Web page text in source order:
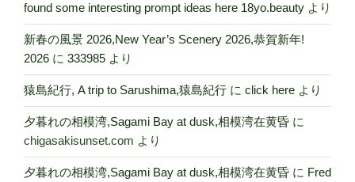
found some interesting prompt ideas here 18yo.beauty より
新春の風景 2026,New Year’s Scenery 2026,恭賀新年!
2026 に 333985 より
猿島紀行, A trip to Sarushima,猿島紀行 に click here より
夕暮れの相模湾,Sagami Bay at dusk,相模湾在黄昏 に
chigasakisunset.com より
夕暮れの相模湾,Sagami Bay at dusk,相模湾在黄昏 に Fred